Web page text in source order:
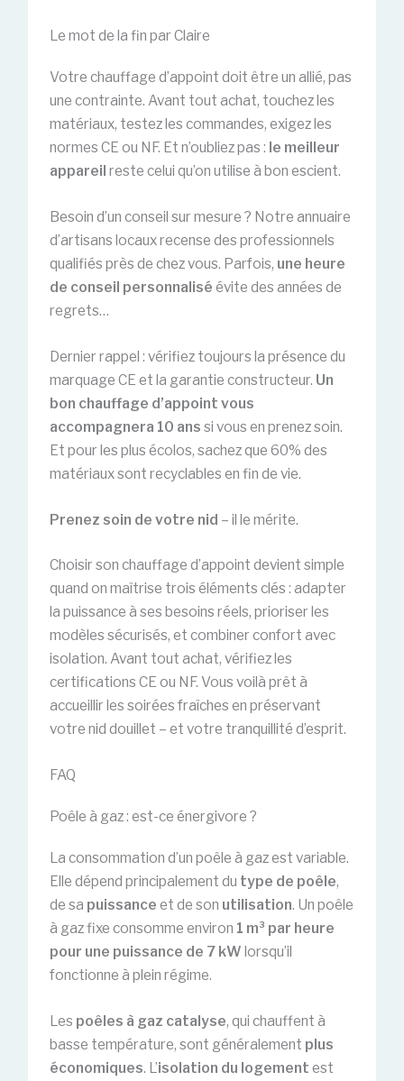
Le mot de la fin par Claire
Votre chauffage d’appoint doit être un allié, pas
une contrainte. Avant tout achat, touchez les
matériaux, testez les commandes, exigez les
normes CE ou NF. Et n’oubliez pas : le meilleur
appareil reste celui qu’on utilise à bon escient.
Besoin d’un conseil sur mesure ? Notre annuaire
d’artisans locaux recense des professionnels
qualifiés près de chez vous. Parfois, une heure
de conseil personnalisé évite des années de
regrets…
Dernier rappel : vérifiez toujours la présence du
marquage CE et la garantie constructeur. Un
bon chauffage d’appoint vous
accompagnera 10 ans si vous en prenez soin.
Et pour les plus écolos, sachez que 60% des
matériaux sont recyclables en fin de vie.
Prenez soin de votre nid – il le mérite.
Choisir son chauffage d’appoint devient simple
quand on maîtrise trois éléments clés : adapter
la puissance à ses besoins réels, prioriser les
modèles sécurisés, et combiner confort avec
isolation. Avant tout achat, vérifiez les
certifications CE ou NF. Vous voilà prêt à
accueillir les soirées fraîches en préservant
votre nid douillet – et votre tranquillité d’esprit.
FAQ
Poêle à gaz : est-ce énergivore ?
La consommation d’un poêle à gaz est variable.
Elle dépend principalement du type de poêle,
de sa puissance et de son utilisation. Un poêle
à gaz fixe consomme environ 1 m³ par heure
pour une puissance de 7 kW lorsqu’il
fonctionne à plein régime.
Les poêles à gaz catalyse, qui chauffent à
basse température, sont généralement plus
économiques. L’isolation du logement est